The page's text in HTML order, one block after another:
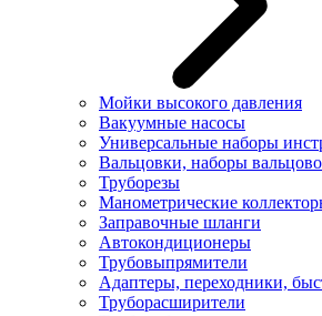
Мойки высокого давления
Вакуумные насосы
Универсальные наборы
Вальцовки, наборы
Труборезы
Манометрические
Заправочные шланги
Автокондиционеры
Трубовыпрямители
Адаптеры, переходники,
Труборасширители